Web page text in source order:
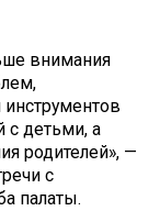
внимания
с детьми, а
родителей», —
с
палаты.